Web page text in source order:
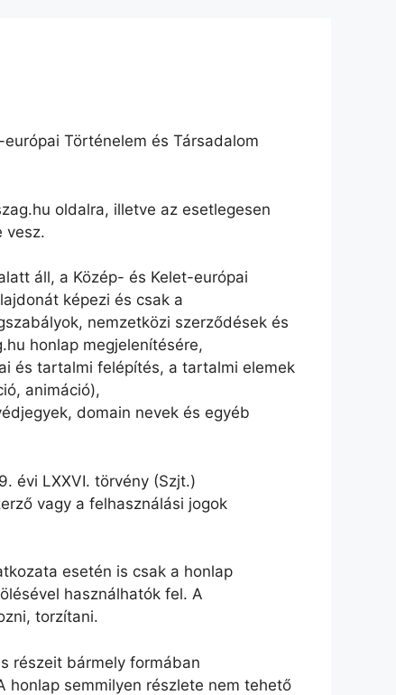
Történelem és Társadalom
oldalra, illetve az esetlegesen
vesz.
áll, a Közép- és Kelet-európai
képezi és csak a
nemzetközi szerződések és
honlap megjelenítésére,
és tartalmi felépítés, a tartalmi elemek
animáció),
domain nevek és egyéb
évi LXXVI. törvény (Szjt.)
vagy a felhasználási jogok
esetén is csak a honlap
használhatók fel. A
torzítani.
részeit bármely formában
semmilyen részlete nem tehető